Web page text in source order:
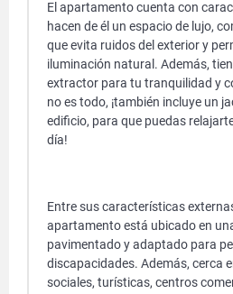
El apartamento cuenta con
hacen de él un espacio de lujo,
que evita ruidos del exterior y
iluminación natural. Además,
extractor para tu tranquilidad y
no es todo, ¡también incluye un
edificio, para que puedas
día!
Entre sus características
apartamento está ubicado en
pavimentado y adaptado para
discapacidades. Además, cerca
sociales, turísticas, centros